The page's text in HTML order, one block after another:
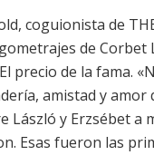
coguionista de
de Corbet
precio de la fama.
amistad y amor
László y Erzsébet a
Esas fueron las